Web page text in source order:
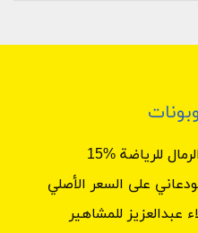
للرياضة %15
على السعر الأصلي
للمشاهير